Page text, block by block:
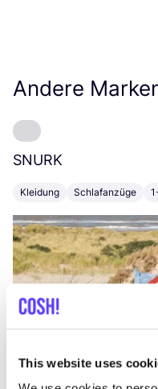
This website uses
Andere
SNURK
Kleidung Schlafanzüge